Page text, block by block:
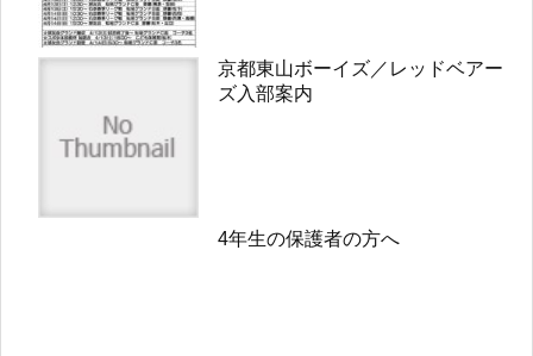
京都東山ボーイズ／レッドベアー
ズ入部案内
4年生の保護者の方へ